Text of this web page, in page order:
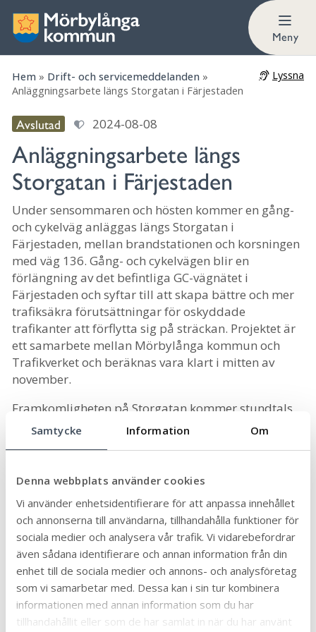
Samtycke Information Om
Denna webbplats använder cookies
Vi använder enhetsidentifierare för att anpassa innehållet
och annonserna till användarna, tillhandahålla funktioner för
sociala medier och analysera vår trafik. Vi vidarebefordrar
även sådana identifierare och annan information från din
enhet till de sociala medier och annons- och analysföretag
som vi samarbetar med. Dessa kan i sin tur kombinera
informationen med annan information som du har
tillhandahållit eller som de har samlat in när du har använt
Meny
Hem » Drift- och servicemeddelanden »
Anläggningsarbete längs Storgatan i Färjestaden
Lyssna
Avslutad 2024-08-08
Anläggningsarbete längs
Storgatan i Färjestaden
Under sensommaren och hösten kommer en gång-
och cykelväg anläggas längs Storgatan i
Färjestaden, mellan brandstationen och korsningen
med väg 136. Gång- och cykelvägen blir en
förlängning av det befintliga GC-vägnätet i
Färjestaden och syftar till att skapa bättre och mer
trafiksäkra förutsättningar för oskyddade
trafikanter att förflytta sig på sträckan. Projektet är
ett samarbete mellan Mörbylånga kommun och
Trafikverket och beräknas vara klart i mitten av
november.
Framkomligheten på Storgatan kommer stundtals
att påverkas av arbetet.
dIn
book ter
ut